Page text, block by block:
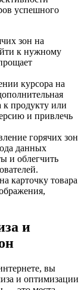
успешного
зон на
к нужному
курсора на
к продукту или
и привлечь
горячих зон
данных
и облегчить
карточку товара
и
вы
и оптимизации